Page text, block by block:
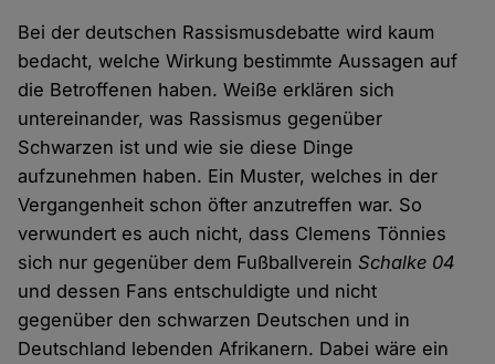
Bei der deutschen Rassismusdebatte wird kaum
bedacht, welche Wirkung bestimmte Aussagen auf
die Betroffenen haben. Weiße erklären sich
untereinander, was Rassismus gegenüber
Schwarzen ist und wie sie diese Dinge
aufzunehmen haben. Ein Muster, welches in der
Vergangenheit schon öfter anzutreffen war. So
verwundert es auch nicht, dass Clemens Tönnies
sich nur gegenüber dem FußballvereinSchalke 04
und dessen Fans entschuldigte und nicht
gegenüber den schwarzen Deutschen und in
Deutschland lebenden Afrikanern. Dabei wäre ein